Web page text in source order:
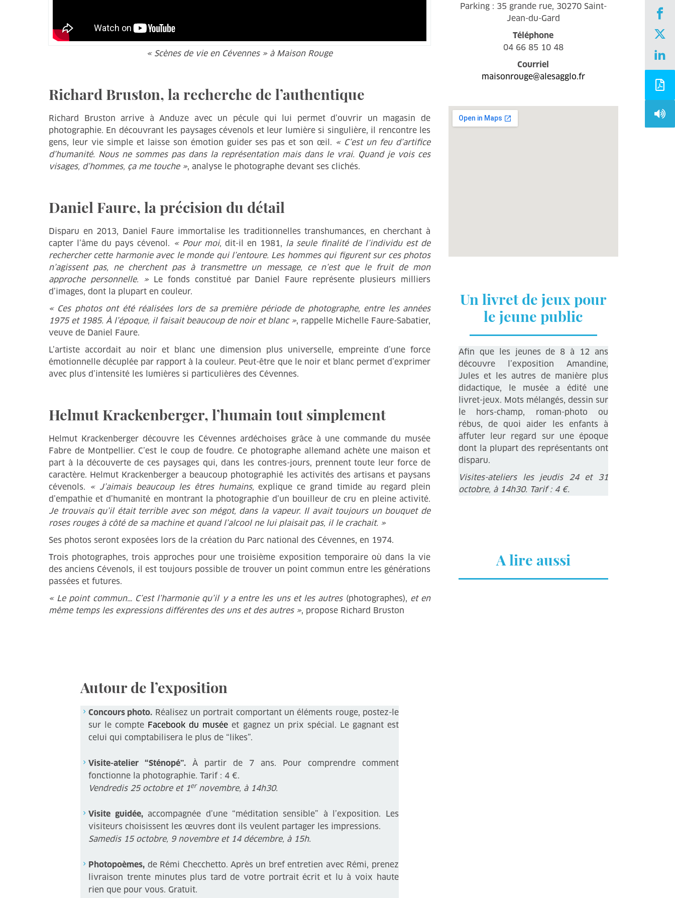
« Scènes de vie en Cévennes » à Maison Rouge
Richard Bruston, la recherche de l’authentique
Richard Bruston arrive à Anduze avec un pécule qui lui permet d’ouvrir un magasin de
photographie. En découvrant les paysages cévenols et leur lumière si singulière, il rencontre les
gens, leur vie simple et laisse son émotion guider ses pas et son œil. « C’est un feu d’artifice
d’humanité. Nous ne sommes pas dans la représentation mais dans le vrai. Quand je vois ces
visages, d’hommes, ça me touche », analyse le photographe devant ses clichés.
Daniel Faure, la précision du détail
Disparu en 2013, Daniel Faure immortalise les traditionnelles transhumances, en cherchant à
capter l’âme du pays cévenol. « Pour moi, dit-il en 1981, la seule finalité de l’individu est de
rechercher cette harmonie avec le monde qui l’entoure. Les hommes qui figurent sur ces photos
n’agissent pas, ne cherchent pas à transmettre un message, ce n’est que le fruit de mon
approche personnelle. »Le fonds constitué par Daniel Faure représente plusieurs milliers
d’images, dont la plupart en couleur.
« Ces photos ont été réalisées lors de sa première période de photographe, entre les années
1975 et 1985. À l’époque, il faisait beaucoup de noir et blanc », rappelle Michelle Faure-Sabatier,
veuve de Daniel Faure.
L’artiste accordait au noir et blanc une dimension plus universelle, empreinte d’une force
émotionnelle décuplée par rapport à la couleur. Peut-être que le noir et blanc permet d’exprimer
avec plus d’intensité les lumières si particulières des Cévennes.
Helmut Krackenberger, l’humain tout simplement
Helmut Krackenberger découvre les Cévennes ardéchoises grâce à une commande du musée
Fabre de Montpellier. C’est le coup de foudre. Ce photographe allemand achète une maison et
part à la découverte de ces paysages qui, dans les contres-jours, prennent toute leur force de
caractère. Helmut Krackenberger a beaucoup photographié les activités des artisans et paysans
cévenols. « J’aimais beaucoup les êtres humains, explique ce grand timide au regard plein
d’empathie et d’humanité en montrant la photographie d’un bouilleur de cru en pleine activité.
Je trouvais qu’il était terrible avec son mégot, dans la vapeur. Il avait toujours un bouquet de
roses rouges à côté de sa machine et quand l’alcool ne lui plaisait pas, il le crachait. »
Ses photos seront exposées lors de la création du Parc national des Cévennes, en 1974.
Trois photographes, trois approches pour une troisième exposition temporaire où dans la vie
des anciens Cévenols, il est toujours possible de trouver un point commun entre les générations
passées et futures.
« Le point commun… C’est l’harmonie qu’il y a entre les uns et les autres(photographes), et en
même temps les expressions différentes des uns et des autres », propose Richard Bruston
Autour de l’exposition
Concours photo. Réalisez un portrait comportant un éléments rouge, postez-le
sur le compte Facebook du musée et gagnez un prix spécial. Le gagnant est
celui qui comptabilisera le plus de “likes”.
Visite-atelier “Sténopé”. À partir de 7 ans. Pour comprendre comment
fonctionne la photographie. Tarif : 4 €.
Vendredis 25 octobre et 1ernovembre, à 14h30.
Visite guidée,accompagnée d’une “méditation sensible” à l’exposition. Les
visiteurs choisissent les œuvres dont ils veulent partager les impressions.
Samedis 15 octobre, 9 novembre et 14 décembre, à 15h.
Photopoèmes, de Rémi Checchetto. Après un bref entretien avec Rémi, prenez
livraison trente minutes plus tard de votre portrait écrit et lu à voix haute
rien que pour vous. Gratuit.
Parking : 35 grande rue, 30270 Saint-
Jean-du-Gard
Téléphone
04 66 85 10 48
Courriel
maisonrouge@alesagglo.fr
Un livret de jeux pour
le jeune public
Afin que les jeunes de 8 à 12 ans
découvre l’exposition Amandine,
Jules et les autres de manière plus
didactique, le musée a édité une
livret-jeux. Mots mélangés, dessin sur
le hors-champ, roman-photo ou
rébus, de quoi aider les enfants à
affuter leur regard sur une époque
dont la plupart des représentants ont
disparu.
Visites-ateliers les jeudis 24 et 31
octobre, à 14h30. Tarif : 4 €.
A lire aussi